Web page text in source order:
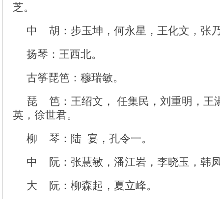
芝。
中 胡：步玉坤，何永星，王化文，张
扬琴：王西北。
古筝琵笆：穆瑞敏。
琵 笆：王绍文， 任集民，刘重明，王
英，徐世君。
柳 琴：陆 宴，孔令一。
中 阮：张慧敏，潘江岩，李晓玉，韩
大 阮：柳森起，夏立峰。